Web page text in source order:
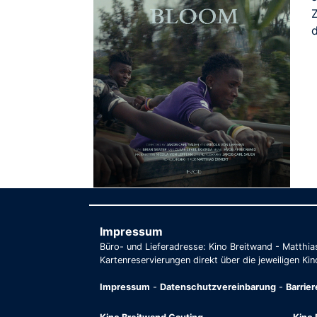
Impressum
Büro- und Lieferadresse: Kino Breitwand -
Kartenreservierungen direkt über die jeweiligen
Impressum - Datenschutzvereinbarung -